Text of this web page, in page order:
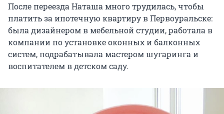
После переезда Наташа много трудилась, чтобы
платить за ипотечную квартиру в Первоуральске:
была дизайнером в мебельной студии, работала в
компании по установке оконных и балконных
систем, подрабатывала мастером шугаринга и
воспитателем в детском саду.